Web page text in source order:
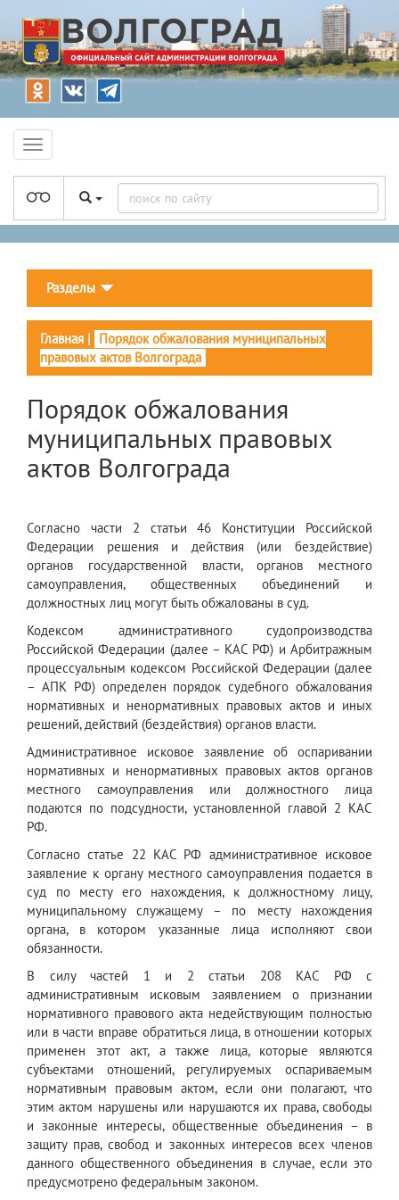
Разделы
Главная | Порядок обжалования муниципальных
правовых актов Волгограда
Порядок обжалования
муниципальных правовых
актов Волгограда
Согласно части 2 статьи 46 Конституции Российской
Федерации решения и действия (или бездействие)
органов государственной власти, органов местного
самоуправления, общественных объединений и
должностных лиц могут быть обжалованы в суд.
Кодексом административного судопроизводства
Российской Федерации (далее – КАС РФ) и Арбитражным
процессуальным кодексом Российской Федерации (далее
– АПК РФ) определен порядок судебного обжалования
нормативных и ненормативных правовых актов и иных
решений, действий (бездействия) органов власти.
Административное исковое заявление об оспаривании
нормативных и ненормативных правовых актов органов
местного самоуправления или должностного лица
подаются по подсудности, установленной главой 2 КАС
РФ.
Согласно статье 22 КАС РФ административное исковое
заявление к органу местного самоуправления подается в
суд по месту его нахождения, к должностному лицу,
муниципальному служащему – по месту нахождения
органа, в котором указанные лица исполняют свои
обязанности.
В силу частей 1 и 2 статьи 208 КАС РФ с
административным исковым заявлением о признании
нормативного правового акта недействующим полностью
или в части вправе обратиться лица, в отношении которых
применен этот акт, а также лица, которые являются
субъектами отношений, регулируемых оспариваемым
нормативным правовым актом, если они полагают, что
этим актом нарушены или нарушаются их права, свободы
и законные интересы, общественные объединения – в
защиту прав, свобод и законных интересов всех членов
данного общественного объединения в случае, если это
предусмотрено федеральным законом.